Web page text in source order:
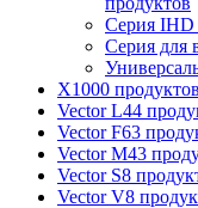
Серия IHD
Серия для
X1000 продуктов
Vector L44
Vector F63
Vector M43
Vector S8
Vector V8